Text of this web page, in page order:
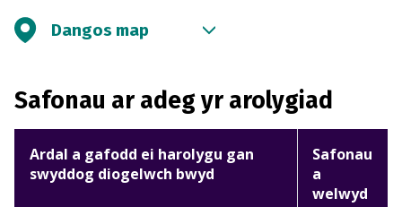
Dangos map
Safonau ar adeg yr arolygiad
Ardal a gafodd ei harolygu gan
swyddog diogelwch bwyd
Safonau
a
welwyd